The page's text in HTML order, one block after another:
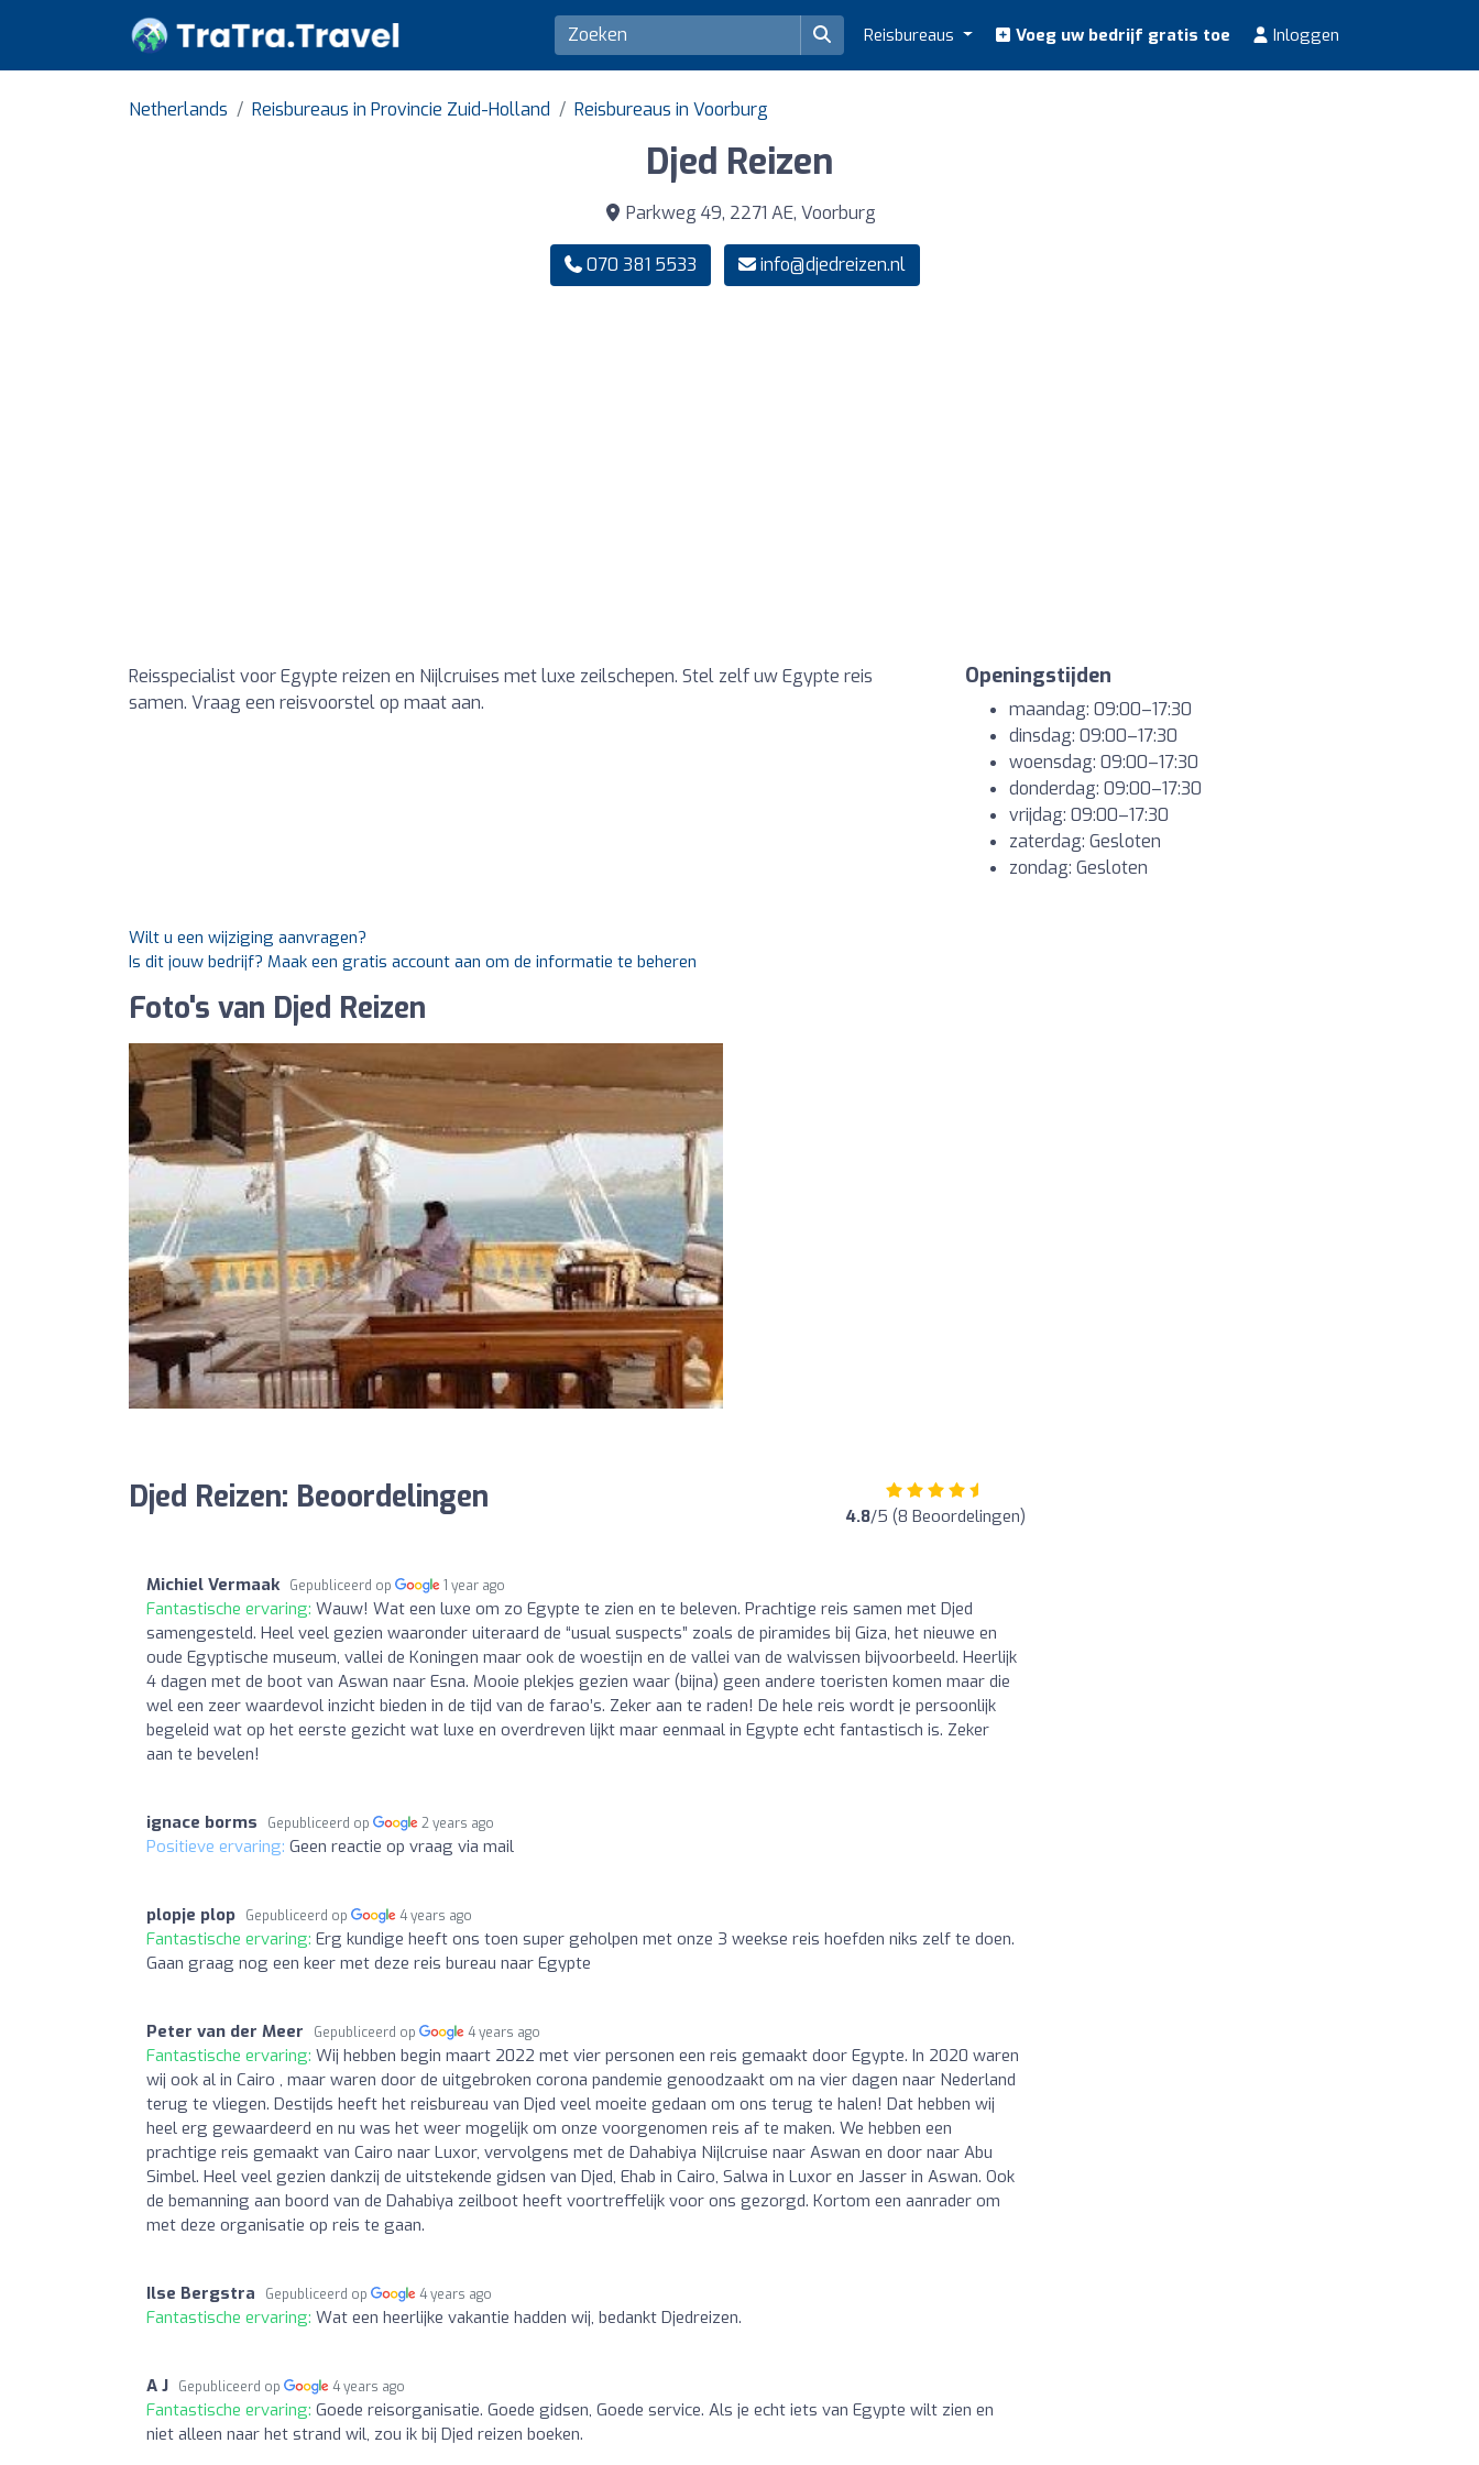
Reisbureaus Voeg uw bedrijf gratis toe Inloggen
Netherlands Reisbureaus in Provincie Zuid-Holland Reisbureaus in Voorburg
Djed Reizen
Parkweg 49, 2271 AE, Voorburg
070 381 5533 info@djedreizen.nl
Reisspecialist voor Egypte reizen en Nijlcruises met luxe zeilschepen. Stel zelf uw Egypte reis
samen. Vraag een reisvoorstel op maat aan.
Openingstijden
maandag: 09:00–17:30
dinsdag: 09:00–17:30
woensdag: 09:00–17:30
donderdag: 09:00–17:30
vrijdag: 09:00–17:30
zaterdag: Gesloten
zondag: Gesloten
Wilt u een wijziging aanvragen?
Is dit jouw bedrijf? Maak een gratis account aan om de informatie te beheren
Foto's van Djed Reizen
Djed Reizen: Beoordelingen 4.8/5 (8 Beoordelingen)
Michiel Vermaak Gepubliceerd op 1 year ago
Fantastische ervaring: Wauw! Wat een luxe om zo Egypte te zien en te beleven. Prachtige reis samen met Djed
samengesteld. Heel veel gezien waaronder uiteraard de “usual suspects” zoals de piramides bij Giza, het nieuwe en
oude Egyptische museum, vallei de Koningen maar ook de woestijn en de vallei van de walvissen bijvoorbeeld. Heerlijk
4 dagen met de boot van Aswan naar Esna. Mooie plekjes gezien waar (bijna) geen andere toeristen komen maar die
wel een zeer waardevol inzicht bieden in de tijd van de farao’s. Zeker aan te raden! De hele reis wordt je persoonlijk
begeleid wat op het eerste gezicht wat luxe en overdreven lijkt maar eenmaal in Egypte echt fantastisch is. Zeker
aan te bevelen!
ignace borms Gepubliceerd op 2 years ago
Positieve ervaring: Geen reactie op vraag via mail
plopje plop Gepubliceerd op 4 years ago
Fantastische ervaring: Erg kundige heeft ons toen super geholpen met onze 3 weekse reis hoefden niks zelf te doen.
Gaan graag nog een keer met deze reis bureau naar Egypte
Peter van der Meer Gepubliceerd op 4 years ago
Fantastische ervaring: Wij hebben begin maart 2022 met vier personen een reis gemaakt door Egypte. In 2020 waren
wij ook al in Cairo , maar waren door de uitgebroken corona pandemie genoodzaakt om na vier dagen naar Nederland
terug te vliegen. Destijds heeft het reisbureau van Djed veel moeite gedaan om ons terug te halen! Dat hebben wij
heel erg gewaardeerd en nu was het weer mogelijk om onze voorgenomen reis af te maken. We hebben een
prachtige reis gemaakt van Cairo naar Luxor, vervolgens met de Dahabiya Nijlcruise naar Aswan en door naar Abu
Simbel. Heel veel gezien dankzij de uitstekende gidsen van Djed, Ehab in Cairo, Salwa in Luxor en Jasser in Aswan. Ook
de bemanning aan boord van de Dahabiya zeilboot heeft voortreffelijk voor ons gezorgd. Kortom een aanrader om
met deze organisatie op reis te gaan.
Ilse Bergstra Gepubliceerd op 4 years ago
Fantastische ervaring: Wat een heerlijke vakantie hadden wij, bedankt Djedreizen.
A J Gepubliceerd op 4 years ago
Fantastische ervaring: Goede reisorganisatie. Goede gidsen, Goede service. Als je echt iets van Egypte wilt zien en
niet alleen naar het strand wil, zou ik bij Djed reizen boeken.